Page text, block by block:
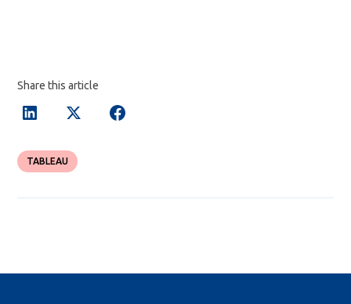
Share this article
TABLEAU